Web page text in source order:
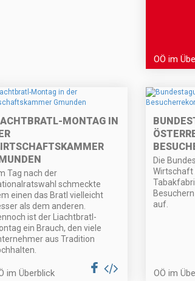
OÖ im
MONTAG IN
Tag nach der
schmeckte
einen das Bratl vielleicht
als dem anderen.
ist der Liachtbratl-
ein Brauch, den viele
aus Tradition
im Überblick
Die
Wirtschaft
auf.
OÖ im